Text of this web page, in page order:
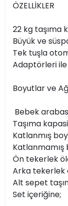
ÖZELLİKLER
22 kg taşıma
Büyük ve
Tek tuşla
Adaptörleri
Boyutlar ve
Bebek
Taşıma
Katlanmış
Katlanmamış
Ön tekerlek
Arka tekerlek
Alt sepet
Set içeriğine;